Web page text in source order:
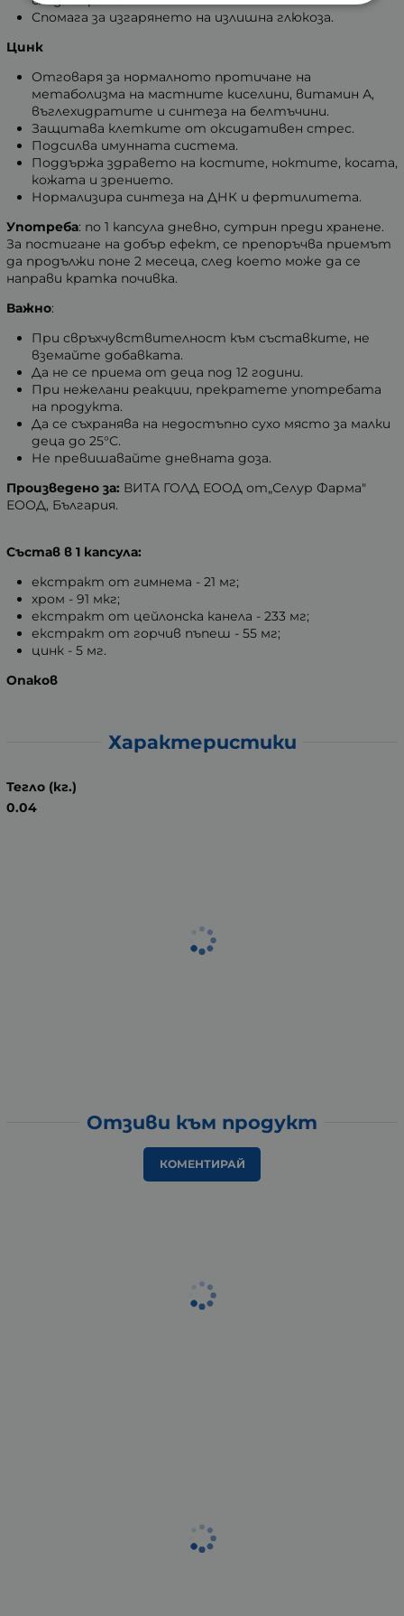
Спомага за изгарянето на излишна глюкоза.
Цинк
Отговаря за нормалното протичане на
метаболизма на мастните киселини, витамин А,
въглехидратите и синтеза на белтъчини.
Защитава клетките от оксидативен стрес.
Подсилва имунната система.
Поддържа здравето на костите, ноктите, косата,
кожата и зрението.
Нормализира синтеза на ДНК и фертилитета.
Употреба: по 1 капсула дневно, сутрин преди хранене.
За постигане на добър ефект, се препоръчва приемът
да продължи поне 2 месеца, след което може да се
направи кратка почивка.
Важно:
При свръхчувствителност към съставките, не
вземайте добавката.
Да не се приема от деца под 12 години.
При нежелани реакции, прекратете употребата
на продукта.
Да се съхранява на недостъпно сухо място за малки
деца до 25°С.
Не превишавайте дневната доза.
Произведено за: ВИТА ГОЛД ЕООД от„Селур Фарма"
ЕООД, България.
Състав в 1 капсула:
екстракт от гимнема - 21 мг;
хром - 91 мкг;
екстракт от цейлонска канела - 233 мг;
екстракт от горчив пъпеш - 55 мг;
цинк - 5 мг.
Опаков
Характеристики
Тегло (кг.)
0.04
Отзиви към продукт
КОМЕНТИРАЙ